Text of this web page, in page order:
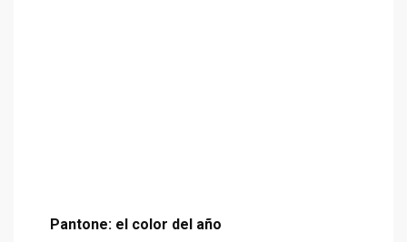
Pantone: el color del año